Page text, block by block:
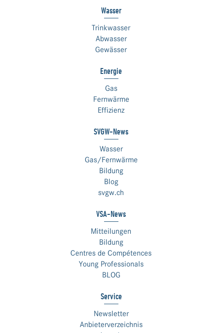
Wasser
Trinkwasser
Abwasser
Gewässer
Energie
Gas
Fernwärme
Effizienz
SVGW-News
Wasser
Gas/Fernwärme
Bildung
Blog
svgw.ch
VSA-News
Mitteilungen
Bildung
Centres de Compétences
Young Professionals
BLOG
Service
Newsletter
Anbieterverzeichnis